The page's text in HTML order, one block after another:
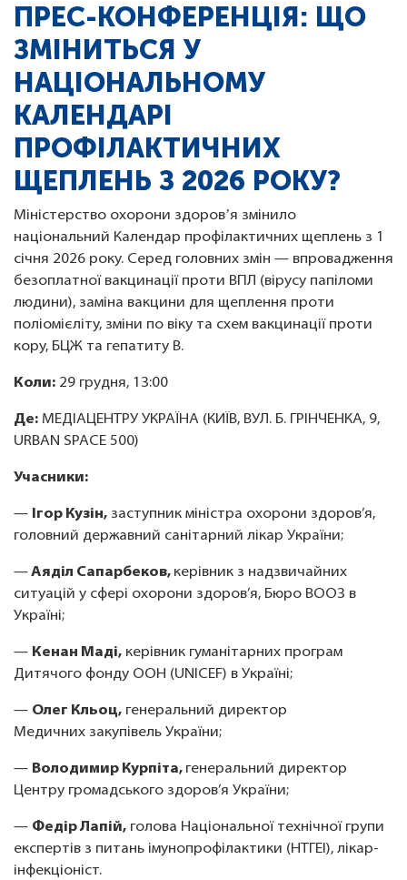
ПРЕС-КОНФЕРЕНЦІЯ: ЩО
ЗМІНИТЬСЯ У
НАЦІОНАЛЬНОМУ
КАЛЕНДАРІ
ПРОФІЛАКТИЧНИХ
ЩЕПЛЕНЬ З 2026 РОКУ?
Міністерство охорони здоровʼя змінило
національний Календар профілактичних щеплень з 1
січня 2026 року. Серед головних змін — впровадження
безоплатної вакцинації проти ВПЛ (вірусу папіломи
людини), заміна вакцини для щеплення проти
поліомієліту, зміни по віку та схем вакцинації проти
кору, БЦЖ та гепатиту В.
Коли: 29 грудня, 13:00
Де: МЕДІАЦЕНТРУ УКРАЇНА (КИЇВ, ВУЛ. Б. ГРІНЧЕНКА, 9,
URBAN SPACE 500)
Учасники:
— Ігор Кузін, заступник міністра охорони здоров’я,
головний державний санітарний лікар України;
—Аяділ Сапарбеков, керівник з надзвичайних
ситуацій у сфері охорони здоров’я, Бюро ВООЗ в
Україні;
— Кенан Маді, керівник гуманітарних програм
Дитячого фонду ООН (UNICEF) в Україні;
— Олег Кльоц, генеральний директор
Медичних закупівель України;
— Володимир Курпіта, генеральний директор
Центру громадського здоров’я України;
— Федір Лапій, голова Національної технічної групи
експертів з питань імунопрофілактики (НТГЕІ), лікар-
інфекціоніст.